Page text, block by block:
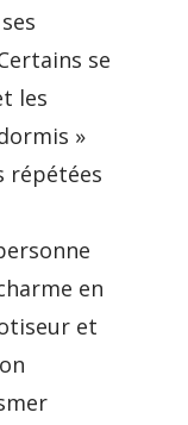
se
les
»
répétées
en
et